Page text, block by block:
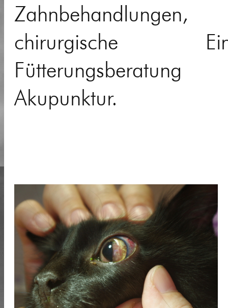
Zahnbehandlungen,
chirurgische
Akupunktur.